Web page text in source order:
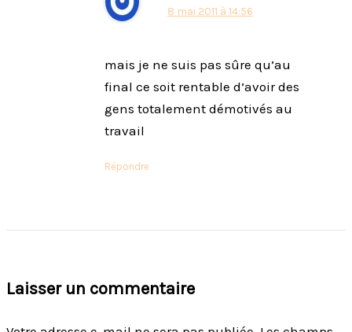
8 mai 2011 à 14:56
mais je ne suis pas sûre qu’au
final ce soit rentable d’avoir des
gens totalement démotivés au
travail
Répondre
Laisser un commentaire